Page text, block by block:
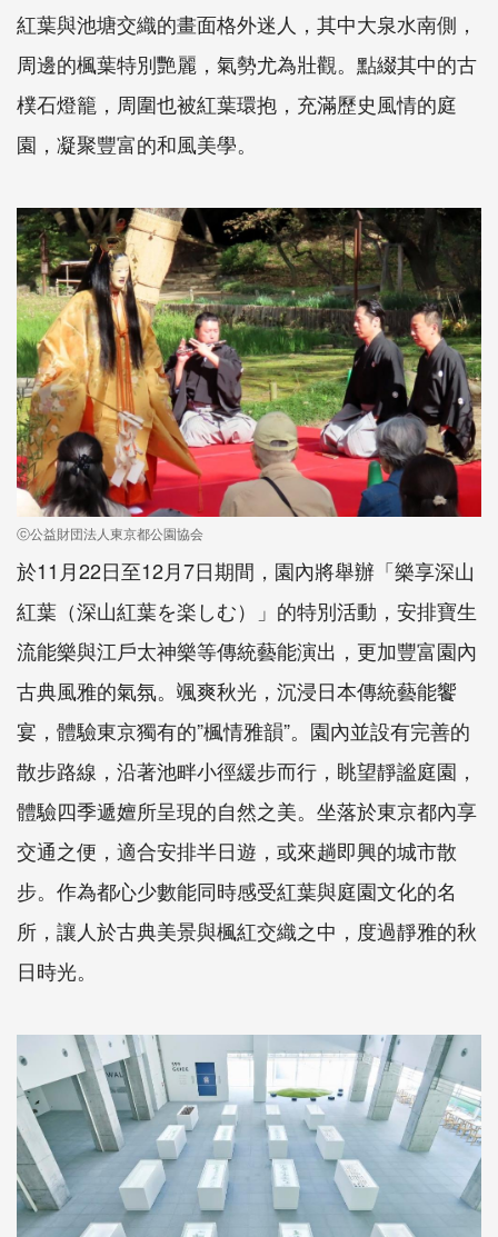
紅葉與池塘交織的畫面格外迷人，其中大泉水南側，
周邊的楓葉特別艷麗，氣勢尤為壯觀。點綴其中的古
樸石燈籠，周圍也被紅葉環抱，充滿歷史風情的庭
園，凝聚豐富的和風美學。
ⓒ公益財団法人東京都公園協会
於11月22日至12月7日期間，園內將舉辦「樂享深山
紅葉（深山紅葉を楽しむ）」的特別活動，安排寶生
流能樂與江戶太神樂等傳統藝能演出，更加豐富園內
古典風雅的氣氛。颯爽秋光，沉浸日本傳統藝能饗
宴，體驗東京獨有的”楓情雅韻”。園內並設有完善的
散步路線，沿著池畔小徑緩步而行，眺望靜謐庭園，
體驗四季遞嬗所呈現的自然之美。坐落於東京都內享
交通之便，適合安排半日遊，或來趟即興的城市散
步。作為都心少數能同時感受紅葉與庭園文化的名
所，讓人於古典美景與楓紅交織之中，度過靜雅的秋
日時光。